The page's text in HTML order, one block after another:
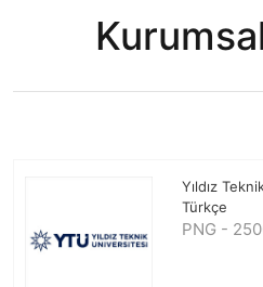
Yıldız
Türkçe
PNG -